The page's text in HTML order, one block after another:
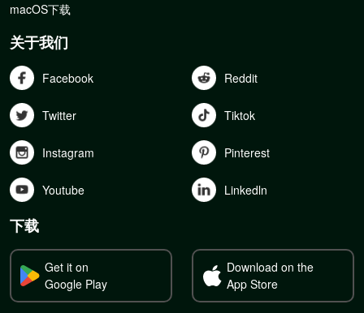
macOS下载
关于我们
Facebook Reddit
Twitter Tiktok
Instagram Pinterest
Youtube Linkedln
下载
Get it on
Google Play
Download on the
App Store